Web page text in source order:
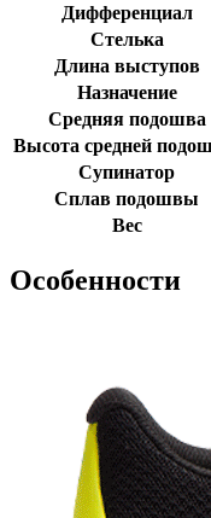
Дифференциал
Стелька
Длина выступов
Назначение
Средняя подошва
Высота средней
Супинатор
Сплав подошвы
Вес
Особенности